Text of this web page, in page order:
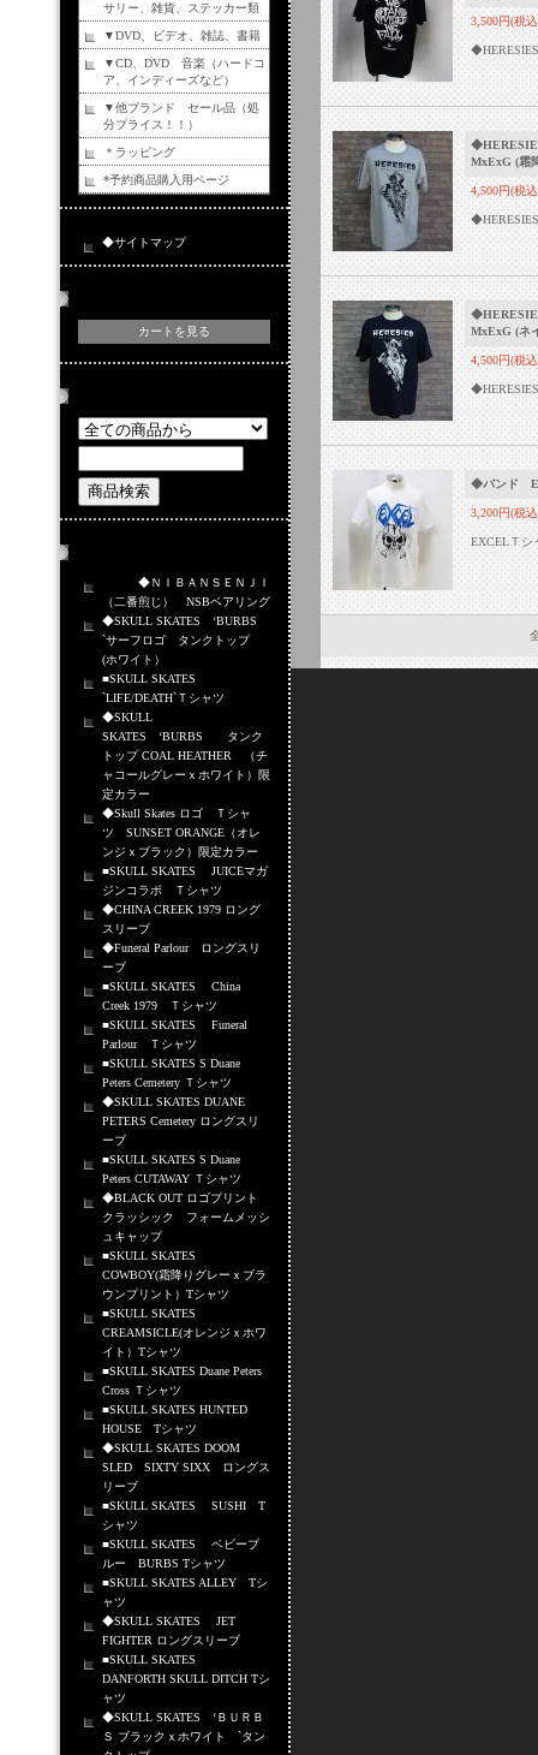
サリー、雑貨、ステッカー類
▼DVD、ビデオ、雑誌、書籍
▼CD、DVD 音楽（ハードコ
ア、インディーズなど）
▼他ブランド セール品（処
分プライス！！）
＊ラッピング
*予約商品購入用ページ
◆サイトマップ
カートを見る
◆ＮＩＢＡＮＳＥＮＪＩ
（二番煎じ） NSBベアリング
◆SKULL SKATES ‘BURBS
`サーフロゴ タンクトップ
(ホワイト）
■SKULL SKATES
`LIFE/DEATH`Ｔシャツ
◆SKULL
SKATES ‘BURBS タンク
トップ COAL HEATHER （チ
ャコールグレーｘホワイト）限
定カラー
◆Skull Skates ロゴ Ｔシャ
ツ SUNSET ORANGE（オレ
ンジｘブラック）限定カラー
■SKULL SKATES JUICEマガ
ジンコラボ Ｔシャツ
◆CHINA CREEK 1979 ロング
スリーブ
◆Funeral Parlour ロングスリ
ーブ
■SKULL SKATES China
Creek 1979 Ｔシャツ
■SKULL SKATES Funeral
Parlour Ｔシャツ
■SKULL SKATES S Duane
Peters Cemetery Ｔシャツ
◆SKULL SKATES DUANE
PETERS Cemetery ロングスリ
ーブ
■SKULL SKATES S Duane
Peters CUTAWAY Ｔシャツ
◆BLACK OUT ロゴプリント
クラッシック フォームメッシ
ュキャップ
■SKULL SKATES
COWBOY(霜降りグレーｘブラ
ウンプリント）Tシャツ
■SKULL SKATES
CREAMSICLE(オレンジｘホワ
イト）Tシャツ
■SKULL SKATES Duane Peters
Cross Ｔシャツ
■SKULL SKATES HUNTED
HOUSE Tシャツ
◆SKULL SKATES DOOM
SLED SIXTY SIXX ロングス
リーブ
■SKULL SKATES SUSHI T
シャツ
■SKULL SKATES ベビーブ
ルー BURBS Tシャツ
■SKULL SKATES ALLEY Tシ
ャツ
◆SKULL SKATES JET
FIGHTER ロングスリーブ
■SKULL SKATES
DANFORTH SKULL DITCH Tシ
ャツ
◆SKULL SKATES ‘ＢＵＲＢ
Ｓ ブラックｘホワイト `タン
3,500円(税
MxExG (霜
4,500円(税
MxExG (ネ
4,500円(税
◆バンド
3,200円(税
EXCELＴシ